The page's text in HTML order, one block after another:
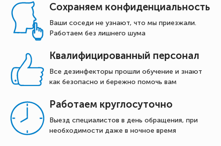
Сохраняем конфиденциальность
Ваши соседи не узнают, что мы приезжали.
Работаем без лишнего шума
Квалифицированный персонал
Все дезинфекторы прошли обучение и знают
как безопасно и бережно помочь вам
Работаем круглосуточно
Выезд специалистов в день обращения, при
необходимости даже в ночное время